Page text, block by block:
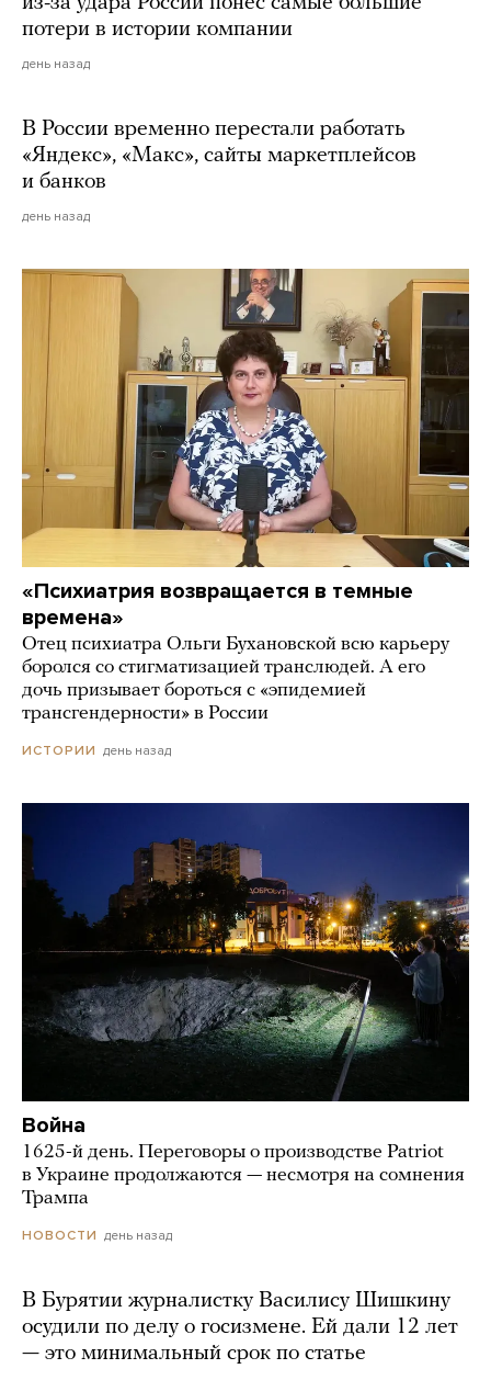
потери в истории компании
день назад
В России временно перестали работать
«Яндекс», «Макс», сайты маркетплейсов
и банков
день назад
«Психиатрия возвращается в темные
времена»
Отец психиатра Ольги Бухановской всю карьеру
боролся со стигматизацией транслюдей. А его
дочь призывает бороться с «эпидемией
трансгендерности» в России
ИСТОРИИ день назад
Война
1625-й день. Переговоры о производстве Patriot
в Украине продолжаются — несмотря на сомнения
Трампа
НОВОСТИ день назад
В Бурятии журналистку Василису Шишкину
осудили по делу о госизмене. Ей дали 12 лет
— это минимальный срок по статье